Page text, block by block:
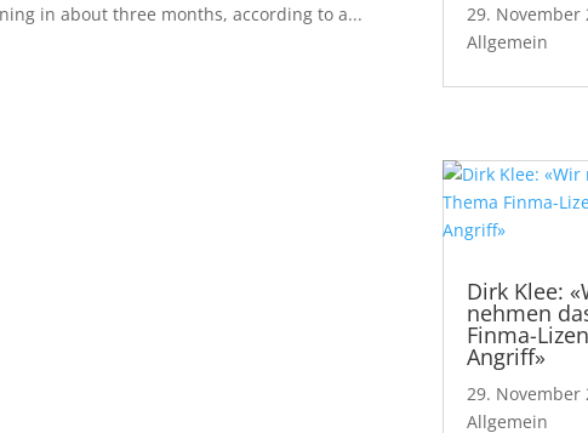
in about three months, according to a...
29. November
Allgemein
Dirk Klee:
nehmen
Finma-
Angriff»
29. November
Allgemein